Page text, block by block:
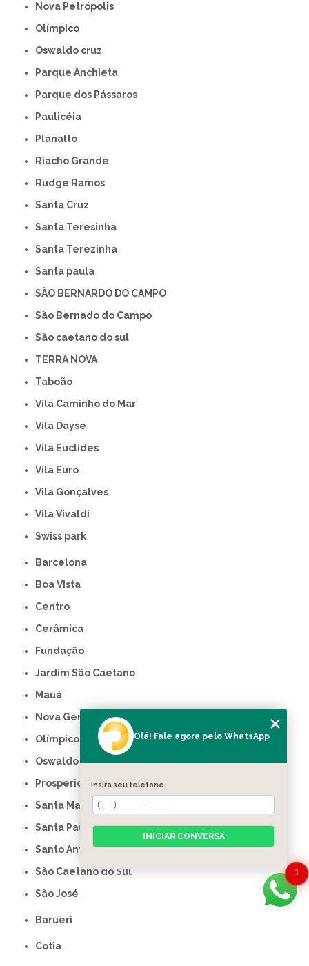
Nova Petrópolis
Olímpico
Oswaldo cruz
Parque Anchieta
Parque dos Pássaros
Paulicéia
Planalto
Riacho Grande
Rudge Ramos
Santa Cruz
Santa Teresinha
Santa Terezinha
Santa paula
SÃO BERNARDO DO CAMPO
São Bernado do Campo
São caetano do sul
TERRA NOVA
Taboão
Vila Caminho do Mar
Vila Dayse
Vila Euclides
Vila Euro
Vila Gonçalves
Vila Vivaldi
swiss park
Barcelona
Boa Vista
Centro
Cerâmica
Fundação
Jardim São Caetano
Mauá
Nova Gerty
Olímpico
Oswaldo Cruz
Prosperidade
Santa Maria
Santa Paula
Santo Antônio
São Caetano do Sul
São José
Barueri
Cotia
1
Olá! Fale agora pelo WhatsApp
Insira seu telefone
INICIAR CONVERSA